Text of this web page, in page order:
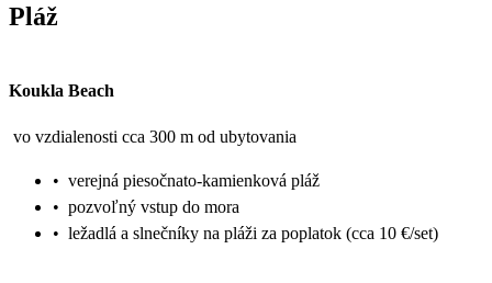
Pláž
Koukla Beach
vo vzdialenosti cca 300 m od ubytovania
• verejná piesočnato-kamienková pláž
• pozvoľný vstup do mora
• ležadlá a slnečníky na pláži za poplatok (cca 10 €/set)